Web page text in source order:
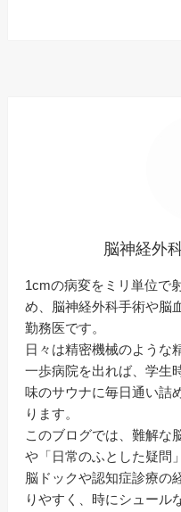
脳神経外
1cmの病変をミリ単位で
め、脳神経外科手術や脳
勤務医です。
日々は精密機械のような
一歩病院を出れば、学生
味のサウナに毎日通い詰
ります。
このブログでは、難解な
や「日常のふとした疑問
脳ドックや認知症診療の
りやすく、時にシュール